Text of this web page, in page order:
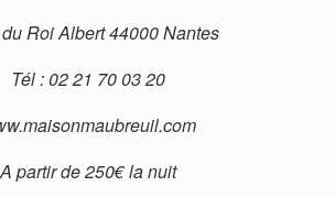
Roi Albert 44000 Nantes
Tél : 02 21 70 03 20
A partir de 250€ la nuit